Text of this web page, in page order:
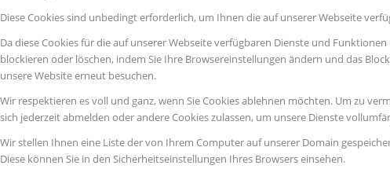
Diese Cookies sind unbedingt erforderlich, um Ihnen die auf unserer Webseite
Da diese Cookies für die auf unserer Webseite verfügbaren Dienste und
blockieren oder löschen, indem Sie Ihre Browsereinstellungen ändern und das
unsere Website erneut besuchen.
Wir respektieren es voll und ganz, wenn Sie Cookies ablehnen möchten. Um zu
sich jederzeit abmelden oder andere Cookies zulassen, um unsere Dienste
Wir stellen Ihnen eine Liste der von Ihrem Computer auf unserer Domain
Diese können Sie in den Sicherheitseinstellungen Ihres Browsers einsehen.